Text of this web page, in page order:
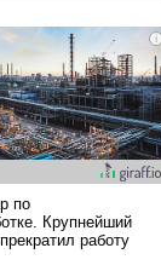
период
например,